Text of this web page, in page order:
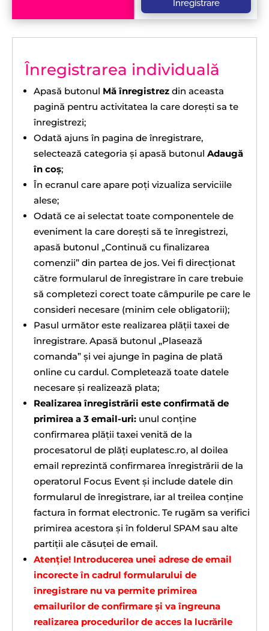
Înregistrare
Înregistrarea individuală
Apasă butonul Mă înregistrez din aceasta
pagină pentru activitatea la care doreşti sa te
înregistrezi;
Odată ajuns în pagina de înregistrare,
selectează categoria şi apasă butonul Adaugă
în coş;
În ecranul care apare poți vizualiza serviciile
alese;
Odată ce ai selectat toate componentele de
eveniment la care doreşti să te înregistrezi,
apasă butonul „Continuă cu finalizarea
comenzii” din partea de jos. Vei fi direcționat
către formularul de înregistrare în care trebuie
să completezi corect toate câmpurile pe care le
consideri necesare (minim cele obligatorii);
Pasul următor este realizarea plății taxei de
înregistrare. Apasă butonul „Plasează
comanda” şi vei ajunge în pagina de plată
online cu cardul. Completează toate datele
necesare şi realizează plata;
Realizarea înregistrării este confirmată de
primirea a 3 email-uri: unul conține
confirmarea plății taxei venită de la
procesatorul de plăți euplatesc.ro, al doilea
email reprezintă confirmarea înregistrării de la
operatorul Focus Event şi include datele din
formularul de înregistrare, iar al treilea conține
factura în format electronic. Te rugăm sa verifici
primirea acestora şi în folderul SPAM sau alte
partiții ale căsuței de email.
Atenție! Introducerea unei adrese de email
incorecte în cadrul formularului de
înregistrare nu va permite primirea
emailurilor de confirmare şi va îngreuna
realizarea procedurilor de acces la lucrările